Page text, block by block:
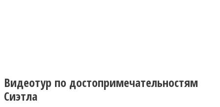
Видеотур по достопримечательностям
Сиэтла